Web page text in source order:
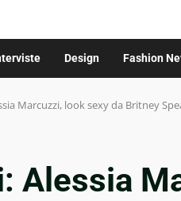
Design Fashion
Marcuzzi, look sexy da Britney
Alessia